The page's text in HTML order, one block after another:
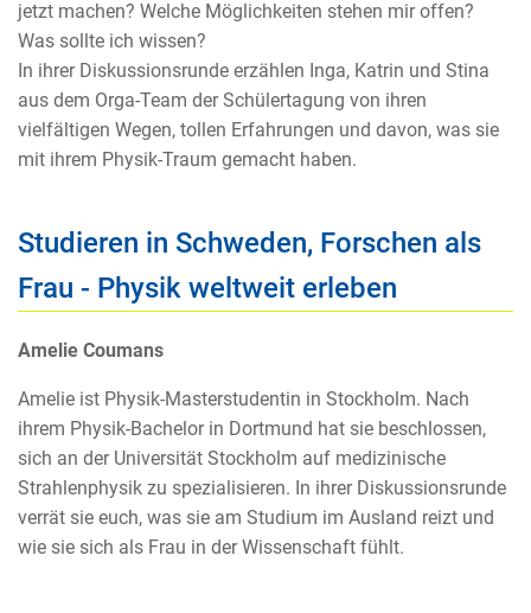
jetzt machen? Welche Möglichkeiten stehen mir offen?
Was sollte ich wissen?
In ihrer Diskussionsrunde erzählen Inga, Katrin und Stina
aus dem Orga-Team der Schülertagung von ihren
vielfältigen Wegen, tollen Erfahrungen und davon, was sie
mit ihrem Physik-Traum gemacht haben.
Studieren in Schweden, Forschen als
Frau - Physik weltweit erleben
Amelie Coumans
Amelie ist Physik-Masterstudentin in Stockholm. Nach
ihrem Physik-Bachelor in Dortmund hat sie beschlossen,
sich an der Universität Stockholm auf medizinische
Strahlenphysik zu spezialisieren. In ihrer Diskussionsrunde
verrät sie euch, was sie am Studium im Ausland reizt und
wie sie sich als Frau in der Wissenschaft fühlt.